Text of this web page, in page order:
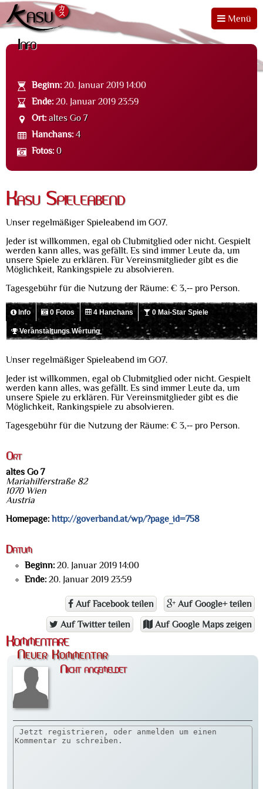
Menü
Info
Beginn: 20. Januar 2019 14:00
Ende: 20. Januar 2019 23:59
Ort: altes Go 7
Hanchans: 4
Fotos: 0
Kasu Spieleabend
Unser regelmäßiger Spieleabend im GO7.
Jeder ist willkommen, egal ob Clubmitglied oder nicht. Gespielt
werden kann alles, was gefällt. Es sind immer Leute da, um
unsere Spiele zu erklären. Für Vereinsmitglieder gibt es die
Möglichkeit, Rankingspiele zu absolvieren.
Tagesgebühr für die Nutzung der Räume: € 3,-- pro Person.
Info 0 Fotos 4 Hanchans 0 Mai-Star Spiele
Veranstaltungs Wertung
Unser regelmäßiger Spieleabend im GO7.
Jeder ist willkommen, egal ob Clubmitglied oder nicht. Gespielt
werden kann alles, was gefällt. Es sind immer Leute da, um
unsere Spiele zu erklären. Für Vereinsmitglieder gibt es die
Möglichkeit, Rankingspiele zu absolvieren.
Tagesgebühr für die Nutzung der Räume: € 3,-- pro Person.
Ort
altes Go 7
Mariahilferstraße 82
1070 Wien
Austria
Homepage: http://goverband.at/wp/?page_id=758
Datum
Beginn: 20. Januar 2019 14:00
Ende: 20. Januar 2019 23:59
Auf Facebook teilen Auf Google+ teilen
Auf Twitter teilen Auf Google Maps zeigen
Kommentare
Neuer Kommentar
Nicht angemeldet